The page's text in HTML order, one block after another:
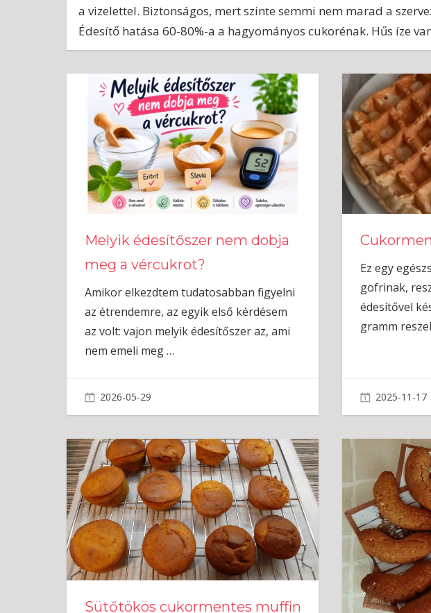
a vizelettel. Biztonságos, mert szinte semmi nem marad a
Édesítő hatása 60-80%-a a hagyományos cukorénak. Hűs íze
Melyik édesítőszer nem dobja
meg a vércukrot?
Amikor elkezdtem tudatosabban figyelni
az étrendemre, az egyik első kérdésem
az volt: vajon melyik édesítőszer az, ami
nem emeli meg…
2026-05-29
Ez egy
gofrinak,
édesítővel
gramm
2025-11-17
Sütőtökös cukormentes muffin